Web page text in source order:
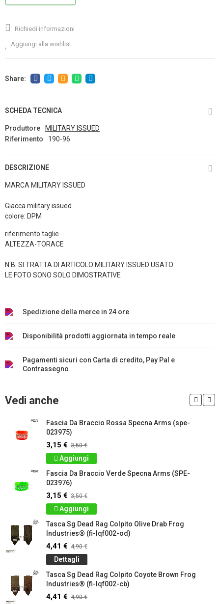
Richiedi informazioni
Aggiungi alla wishlist
SCHEDA TECNICA
Produttore
MILITARY ISSUED
Riferimento
190-96
DESCRIZIONE
MARCA MILITARY ISSUED
Giacca military issued
colore: DPM
riferimento taglie
ALTEZZA-TORACE
N.B. SI TRATTA DI ARTICOLO MILITARY ISSUED USATO
LE FOTO SONO SOLO DIMOSTRATIVE
Spedizione della merce in 24 ore
Disponibilità prodotti aggiornata in tempo reale
Pagamenti sicuri con Carta di credito, Pay Pal e
Contrassegno
Vedi anche
Fascia Da Braccio Rossa Specna Arms (spe-
023975)
3,15 € 3,50 €
Aggiungi
Fascia Da Braccio Verde Specna Arms (SPE-
023976)
3,15 € 3,50 €
Aggiungi
Tasca Sg Dead Rag Colpito Olive Drab Frog
Industries® (fi-lqf002-od)
4,41 € 4,90 €
Dettagli
Tasca Sg Dead Rag Colpito Coyote Brown Frog
Industries® (fi-lqf002-cb)
4,41 € 4,90 €